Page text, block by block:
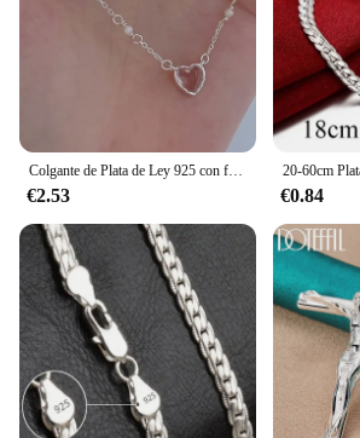
Colgante de Plata de Ley 925 con forma de corazón para mujer, collar de amor de piedra de emparejamiento de perlas de agua dulce hecho a mano, Simple, regalo de luz de luna, nuevo
€2.53 €0.84